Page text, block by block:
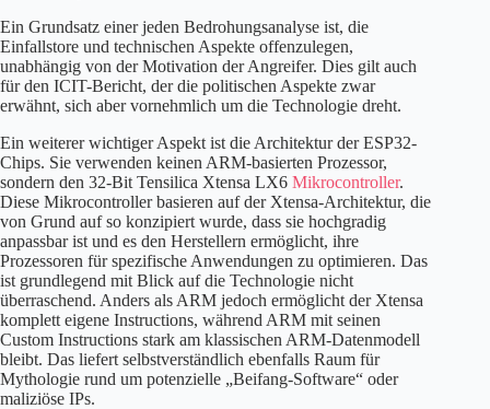
Ein Grundsatz einer jeden Bedrohungsanalyse ist, die
Einfallstore und technischen Aspekte offenzulegen,
unabhängig von der Motivation der Angreifer. Dies gilt auch
für den ICIT-Bericht, der die politischen Aspekte zwar
erwähnt, sich aber vornehmlich um die Technologie dreht.
Ein weiterer wichtiger Aspekt ist die Architektur der ESP32-
Chips. Sie verwenden keinen ARM-basierten Prozessor,
sondern den 32-Bit Tensilica Xtensa LX6 Mikrocontroller.
Diese Mikrocontroller basieren auf der Xtensa-Architektur, die
von Grund auf so konzipiert wurde, dass sie hochgradig
anpassbar ist und es den Herstellern ermöglicht, ihre
Prozessoren für spezifische Anwendungen zu optimieren. Das
ist grundlegend mit Blick auf die Technologie nicht
überraschend. Anders als ARM jedoch ermöglicht der Xtensa
komplett eigene Instructions, während ARM mit seinen
Custom Instructions stark am klassischen ARM-Datenmodell
bleibt. Das liefert selbstverständlich ebenfalls Raum für
Mythologie rund um potenzielle „Beifang-Software“ oder
maliziöse IPs.